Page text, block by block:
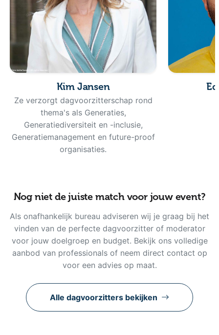
Kim Jansen
Ze verzorgt dagvoorzitterschap rond
thema's als Generaties,
Generatiediversiteit en -inclusie,
Generatiemanagement en future-proof
organisaties.
Nog niet de juiste match voor jouw event?
Als onafhankelijk bureau adviseren wij je graag bij het
vinden van de perfecte dagvoorzitter of moderator
voor jouw doelgroep en budget. Bekijk ons volledige
aanbod van professionals of neem direct contact op
voor een advies op maat.
Alle dagvoorzitters bekijken